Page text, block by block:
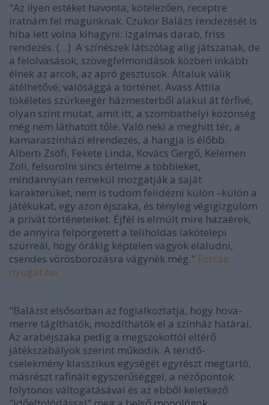
"Az ilyen estéket havonta, kötelezően, receptre
íratnám fel magunknak. Czukor Balázs rendezését is
hiba lett volna kihagyni: izgalmas darab, friss
rendezés. (…) A színészek látszólag alig játszanak, de
a felolvasások, szövegfelmondások közben inkább
élnek az arcok, az apró gesztusok. Általuk válik
átélhetővé, valósággá a történet. Avass Attila
tökéletes szürkeegér házmesterből alakul át férfivé,
olyan színt mutat, amit itt, a szombathelyi közönség
még nem láthatott tőle. Való neki a meghitt tér, a
kamaraszínházi elrendezés, a hangja is élőbb.
Alberti Zsófi, Fekete Linda, Kovács Gergő, Kelemen
Zoli, felsorolni sincs értelme a többieket,
mindannyian remekül mozgatják a saját
karakterüket, nem is tudom felidézni külön –külön a
játékukat, egy azon éjszaka, és tényleg végigizgulom
a privát történeteiket. Éjfél is elmúlt mire hazaérek,
de annyira felpörgetett a teliholdas lakótelepi
szürreál, hogy órákig képtelen vagyok elaludni,
csendes vörösborozásra vágynék még." Forrás:
nyugat.hu
"Balázst elsősorban az foglalkoztatja, hogy hova-
merre tágíthatók, mozdíthatók el a színház határai,
Az arabéjszaka pedig a megszokottól eltérő
játékszabályok szerint működik. A téridő-
cselekmény klasszikus egységét egyrészt megtartó,
másrészt rafinált egyszerűséggel, a nézőpontok
folytonos váltogatásával és az ebből keletkező